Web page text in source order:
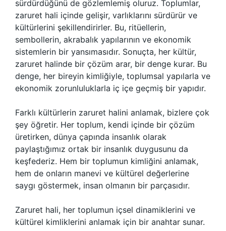
sürdürdüğünü de gözlemlemiş oluruz. Toplumlar,
zaruret hali içinde gelişir, varlıklarını sürdürür ve
kültürlerini şekillendirirler. Bu, ritüellerin,
sembollerin, akrabalık yapılarının ve ekonomik
sistemlerin bir yansımasıdır. Sonuçta, her kültür,
zaruret halinde bir çözüm arar, bir denge kurar. Bu
denge, her bireyin kimliğiyle, toplumsal yapılarla ve
ekonomik zorunluluklarla iç içe geçmiş bir yapıdır.
Farklı kültürlerin zaruret halini anlamak, bizlere çok
şey öğretir. Her toplum, kendi içinde bir çözüm
üretirken, dünya çapında insanlık olarak
paylaştığımız ortak bir insanlık duygusunu da
keşfederiz. Hem bir toplumun kimliğini anlamak,
hem de onların manevi ve kültürel değerlerine
saygı göstermek, insan olmanın bir parçasıdır.
Zaruret hali, her toplumun içsel dinamiklerini ve
kültürel kimliklerini anlamak için bir anahtar sunar.